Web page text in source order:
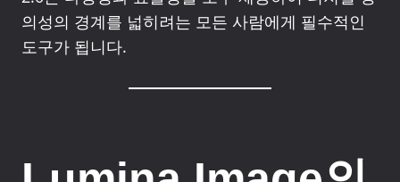
의성의 경계를 넓히려는 모든 사람에게 필수적인
도구가 됩니다.